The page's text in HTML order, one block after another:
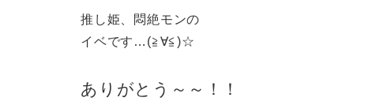
推し姫、悶絶モンの
イベです…(≧∀≦)☆
ありがとう～～！！